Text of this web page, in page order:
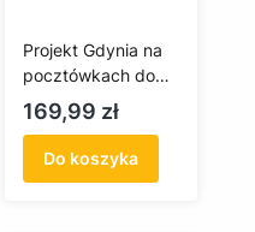
Projekt Gdynia na
pocztówkach do
1945 roku z
kolekcji Piotra
Popińskiego
Cena
169,99 zł
Do koszyka